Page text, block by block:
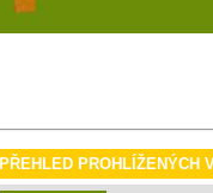
PŘEHLED PROHLÍŽENÝCH